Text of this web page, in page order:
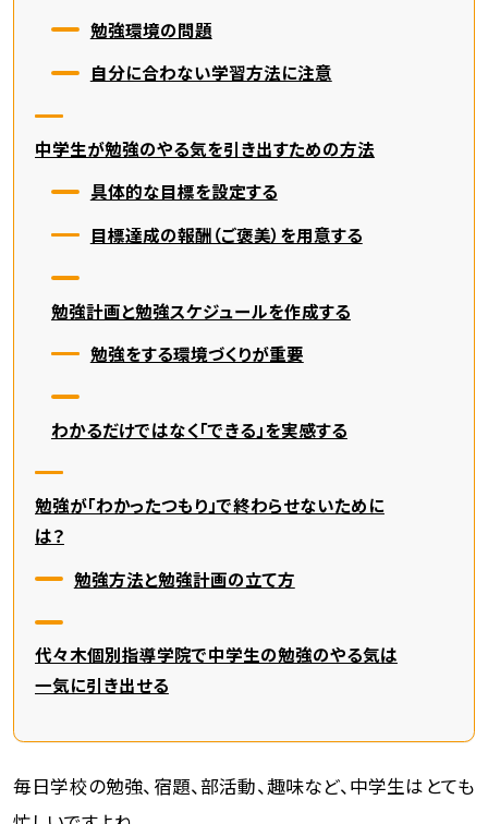
勉強環境の問題
自分に合わない学習方法に注意
中学生が勉強のやる気を引き出すための方法
具体的な目標を設定する
目標達成の報酬（ご褒美）を用意する
勉強計画と勉強スケジュールを作成する
勉強をする環境づくりが重要
わかるだけではなく「できる」を実感する
勉強が「わかったつもり」で終わらせないために
は？
勉強方法と勉強計画の立て方
代々木個別指導学院で中学生の勉強のやる気は
一気に引き出せる
毎日学校の勉強、宿題、部活動、趣味など、中学生はとても